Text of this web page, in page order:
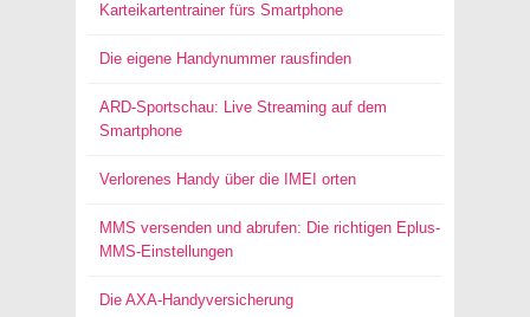
Karteikartentrainer fürs Smartphone
Die eigene Handynummer rausfinden
ARD-Sportschau: Live Streaming auf dem
Smartphone
Verlorenes Handy über die IMEI orten
MMS versenden und abrufen: Die richtigen Eplus-
MMS-Einstellungen
Die AXA-Handyversicherung